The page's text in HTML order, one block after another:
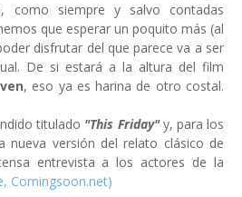
como siempre y salvo contadas
que esperar un poquito más (al
disfrutar del que parece va a ser
De si estará a la altura del film
, eso ya es harina de otro costal.
titulado "This Friday"y, para los
nueva versión del relato clásico de
entrevista a los actores de la
Comingsoon.net)